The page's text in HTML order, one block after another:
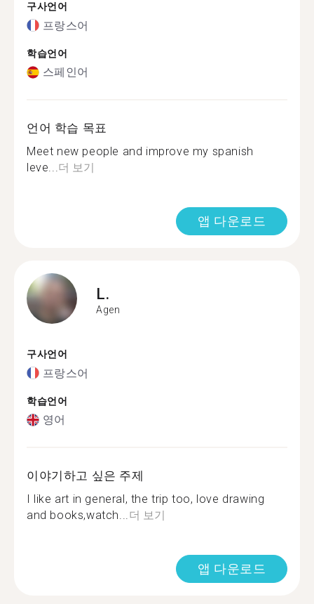
구사언어
프랑스어
학습언어
스페인어
언어 학습 목표
Meet new people and improve my spanish
leve...더 보기
앱 다운로드
L.
Agen
구사언어
프랑스어
학습언어
영어
이야기하고 싶은 주제
I like art in general, the trip too, love drawing
and books,watch...더 보기
앱 다운로드